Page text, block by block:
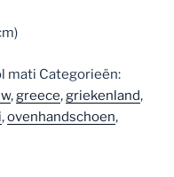
mati Categorieën:
,greece,griekenland,
,ovenhandschoen,